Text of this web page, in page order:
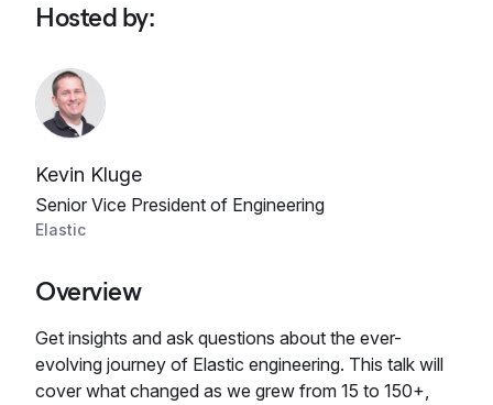
Hosted by:
Kevin Kluge
Senior Vice President of Engineering
Elastic
Overview
Get insights and ask questions about the ever-
evolving journey of Elastic engineering. This talk will
cover what changed as we grew from 15 to 150+,